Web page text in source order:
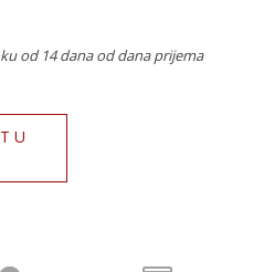
od 14 dana od dana prijema
U